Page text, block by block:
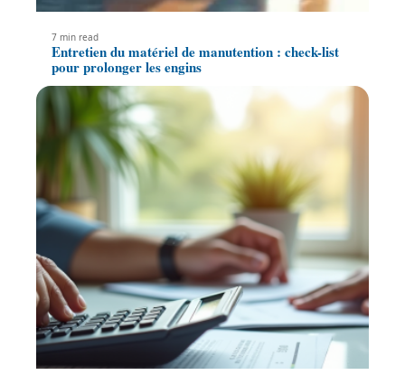
7 min read
Entretien du matériel de manutention : check-list
pour prolonger les engins